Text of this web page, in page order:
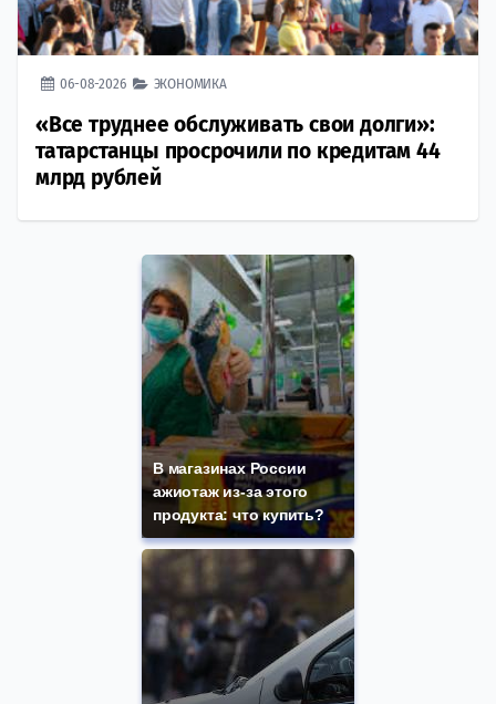
06-08-2026 ЭКОНОМИКА
«Все труднее обслуживать свои долги»:
татарстанцы просрочили по кредитам 44
млрд рублей
В магазинах России
ажиотаж из-за этого
продукта: что купить?